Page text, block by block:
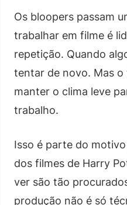
Os bloopers passam
trabalhar em filme é
repetição. Quando
tentar de novo. Mas
manter o clima leve
trabalho.
Isso é parte do
dos filmes de Harry
ver são tão
produção não é só